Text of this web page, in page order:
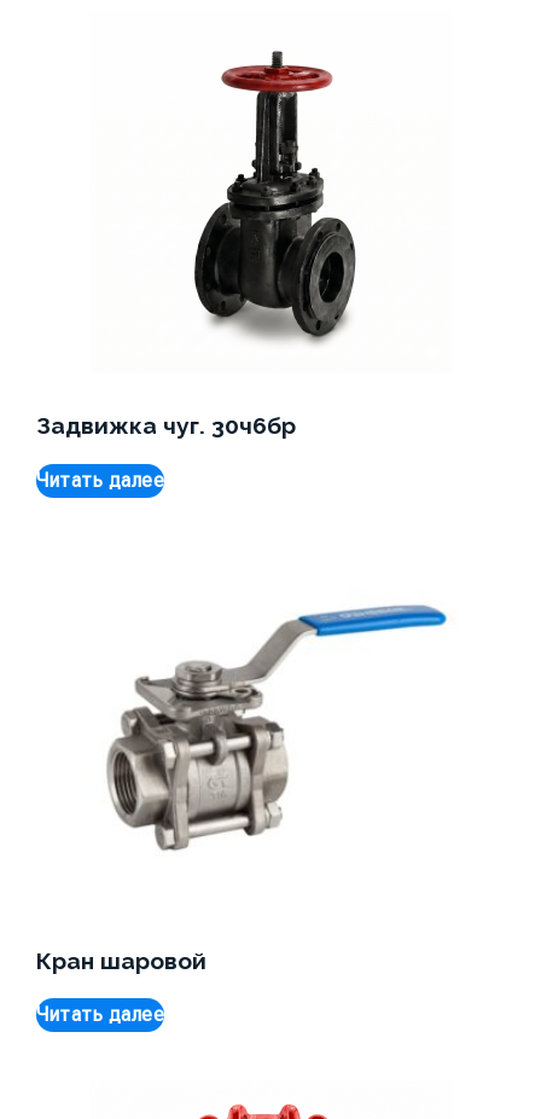
Задвижка чуг. 30ч6бр
Читать далее
Кран шаровой
Читать далее